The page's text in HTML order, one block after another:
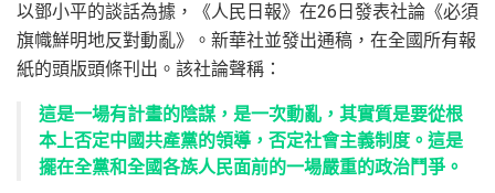
以鄧小平的談話為據，《人民日報》在26日發表社論《必須
旗幟鮮明地反對動亂》。新華社並發出通稿，在全國所有報
紙的頭版頭條刊出。該社論聲稱：
這是一場有計畫的陰謀，是一次動亂，其實質是要從根
本上否定中國共產黨的領導，否定社會主義制度。這是
擺在全黨和全國各族人民面前的一場嚴重的政治鬥爭。